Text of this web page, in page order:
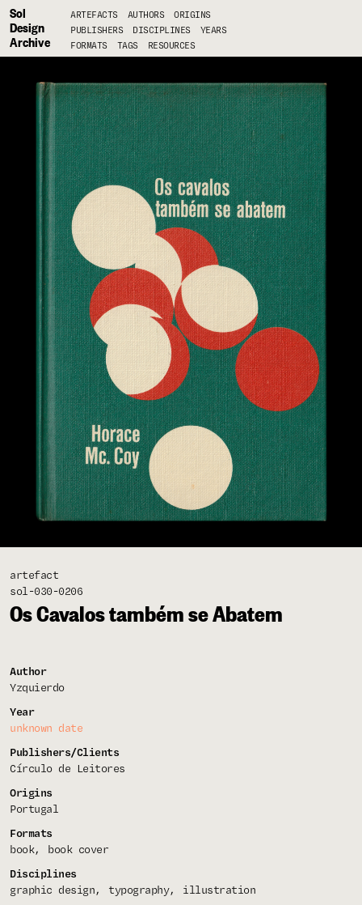
Sol
Design
Archive
ARTEFACTS AUTHORS
ORIGINS
PUBLISHERS
DISCIPLINES
YEARS
FORMATS
TAGS RESOURCES
artefact
sol-030-0206
Os Cavalos também se Abatem
Author
Yzquierdo
Year
unknown date
Publishers/Clients
Círculo de Leitores
Origins
Portugal
Formats
book
book cover
Disciplines
graphic design
typography
illustration